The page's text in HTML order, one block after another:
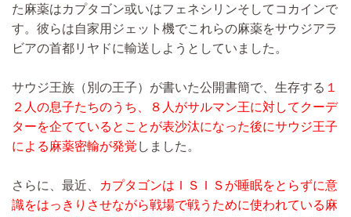
た麻薬はカプタゴン或いはフェネシリンそしてコカインで
す。彼らは自家用ジェット機でこれらの麻薬をサウジアラ
ビアの首都リヤドに輸送しようとしていました。
サウジ王族（別の王子）が書いた公開書簡で、生存する １
２人の息子たちのうち、８人がサルマン王に対してクーデ
ターを企てているとことが表沙汰になった後にサウジ王子
による麻薬密輸が発覚 しました。
さらに、最近、
カプタゴンはＩＳＩＳが睡眠をとらずに意
識をはっきりさせながら戦場で戦うために使われている麻